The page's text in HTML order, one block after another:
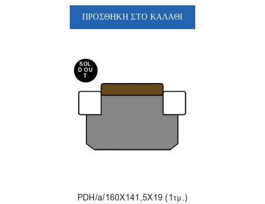
ΠΡΟΣΘΉΚΗ ΣΤΟ ΚΑΛΆΘΙ
SOL
D OU
T
PDH/a/160X141,5X19 (1τμ.)